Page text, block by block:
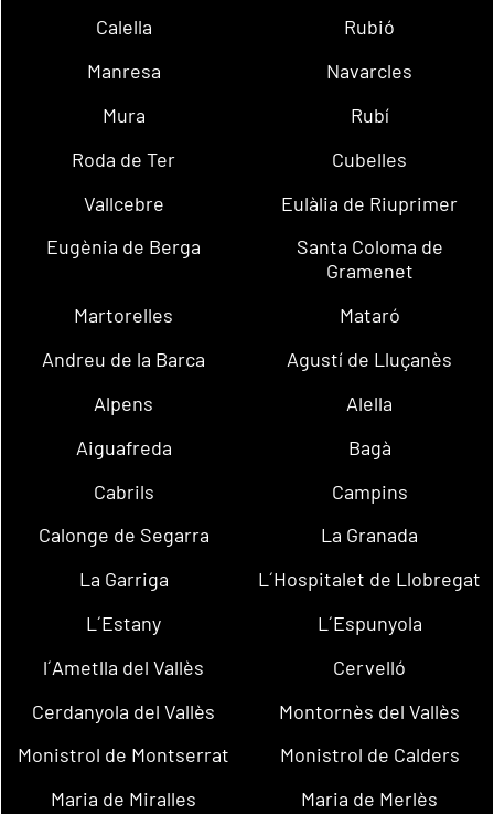
Calella
Rubió
Manresa
Navarcles
Mura
Rubí
Roda de Ter
Cubelles
Vallcebre
Eulàlia de Riuprimer
Eugènia de Berga
Santa Coloma de
Gramenet
Martorelles
Mataró
Andreu de la Barca
Agustí de Lluçanès
Alpens
Alella
Aiguafreda
Bagà
Cabrils
Campins
Calonge de Segarra
La Granada
La Garriga
L´Hospitalet de Llobregat
L´Estany
L´Espunyola
l´Ametlla del Vallès
Cervelló
Cerdanyola del Vallès
Montornès del Vallès
Monistrol de Montserrat
Monistrol de Calders
Maria de Miralles
Maria de Merlès